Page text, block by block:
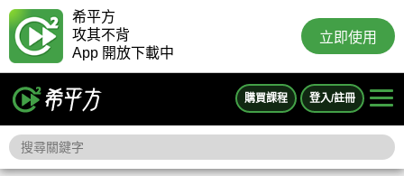
希平方
攻其不背
App 開放下載中
立即使用
購買課程 登入/註冊